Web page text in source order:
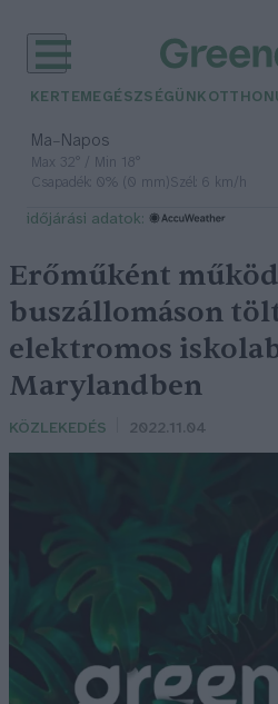
KERTEM EGÉSZSÉGÜNK
Ma– Napos
Max 32° / Min 18°
Csapadék: 0% (0 mm)Szél: 6 km/h
időjárási adatok:
Erőműként
buszállomáson
elektromos
Marylandben
KÖZLEKEDÉS 2022.11.04